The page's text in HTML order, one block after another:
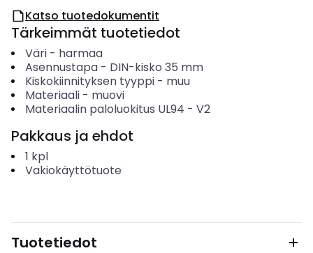
Katso tuotedokumentit
Tärkeimmät tuotetiedot
Väri- harmaa
Asennustapa- DIN-kisko 35 mm
Kiskokiinnityksen tyyppi- muu
Materiaali- muovi
Materiaalin paloluokitus UL94 - V2
Pakkaus ja ehdot
1 kpl
Vakiokäyttötuote
Tuotetiedot